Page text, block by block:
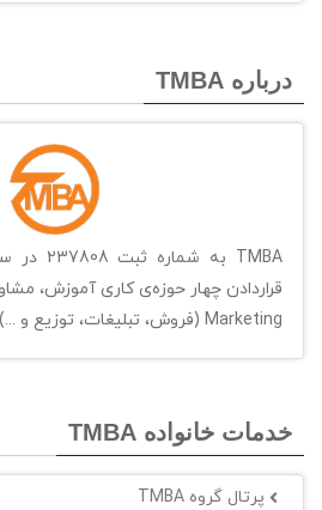
درباره TMBA
قراردادن چهار حوزه‌ی کاری آموزش،
Marketing (فروش، تبلیغات، توزیع و ...) شروع به کار کرد.
خدمات خانواده TMBA
پرتال گروه TMBA